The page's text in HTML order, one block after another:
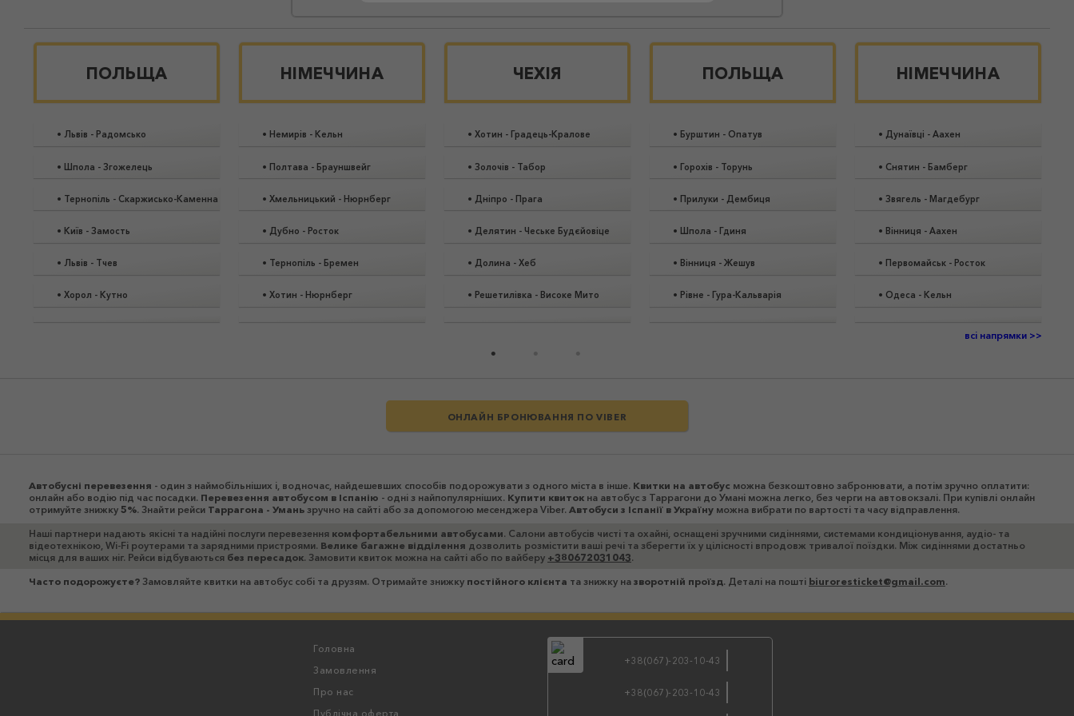
ПОЛЬЩА
• Львів - Радомсько
• Шпола - Згожелець
• Тернопіль - Скаржисько-Каменна
• Київ - Замость
• Львів - Тчев
• Хорол - Кутно
НІМЕЧЧИНА
• Немирів - Кельн
• Полтава - Брауншвейг
• Хмельницький - Нюрнберг
• Дубно - Росток
• Тернопіль - Бремен
• Хотин - Нюрнберг
ЧЕХІЯ
• Хотин - Градець-Кралове
• Золочів - Табор
• Дніпро - Прага
• Делятин - Чеське Будєйовіце
• Долина - Хеб
• Решетилівка - Високе Мито
ПОЛЬЩА
• Бурштин - Опатув
• Горохів - Торунь
• Прилуки - Дембиця
• Шпола - Гдиня
• Вінниця - Жешув
• Рівне - Гура-Кальварія
НІМЕЧЧИНА
• Дунаївці - Аахен
• Снятин - Бамберг
• Звягель - Магдебург
• Вінниця - Аахен
• Первомайськ - Росток
• Одеса - Кельн
всі напрямки >>
ОНЛАЙН БРОНЮВАННЯ ПО VIBER
Автобусні перевезення - один з наймобільніших і, водночас, найдешевших способів подорожувати з одного міста в інше. Квитки на автобус можна безкоштовно забронювати, а потім зручно оплатити:
онлайн або водію під час посадки. Перевезення автобусом в Іспанію - одні з найпопулярніших. Купити квиток на автобус з Таррагони до Умані можна легко, без черги на автовокзалі. При купівлі онлайн
отримуйте знижку 5%. Знайти рейси Таррагона - Умань зручно на сайті або за допомогою месенджера Viber. Автобуси з Іспанії в Україну можна вибрати по вартості та часу відправлення.
Наші партнери надають якісні та надійні послуги перевезення комфортабельними автобусами. Салони автобусів чисті та охайні, оснащені зручними сидіннями, системами кондиціонування, аудіо- та
відеотехнікою, Wi-Fi роутерами та зарядними пристроями. Велике багажне відділення дозволить розмістити ваші речі та зберегти їх у цілісності впродовж тривалої поїздки. Між сидіннями достатньо
місця для ваших ніг. Рейси відбуваються без пересадок. Замовити квиток можна на сайті або по вайберу +380672031043.
Часто подорожуєте? Замовляйте квитки на автобус собі та друзям. Отримайте знижку постійного клієнта та знижку на зворотній проїзд. Деталі на пошті biuroresticket@gmail.com.
Головна
Замовлення
Про нас
Публічна оферта
+38(067)-203-10-43
+38(067)-203-10-43